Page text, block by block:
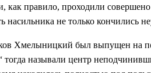
правило, проходили
насильника не только
Хмелыницкий был выпущен на
называли центр